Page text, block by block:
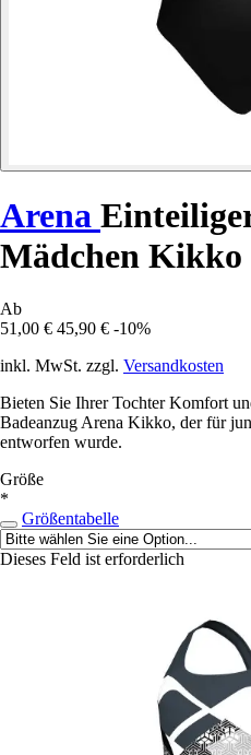
Arena
Mädchen Kikko
Ab
51,00 € 45,90 € -10%
inkl. MwSt. zzgl. Versandkosten
Bieten Sie Ihrer Tochter Komfort
Badeanzug Arena Kikko, der für
entworfen wurde.
Größe
*
Größentabelle
Dieses Feld ist erforderlich